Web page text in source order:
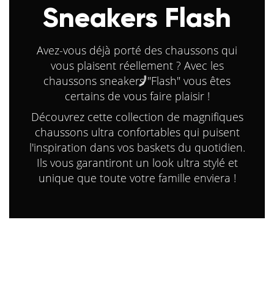
Sneakers Flash
Avez-vous déjà porté des chaussons qui
vous plaisent réellement ? Avec les
chaussons sneakers "Flash" vous êtes
certains de vous faire plaisir !
Découvrez cette collection de magnifiques
chaussons ultra confortables qui puisent
l'inspiration dans vos baskets du quotidien.
Ils vous garantiront un look ultra stylé et
unique que toute votre famille enviera !